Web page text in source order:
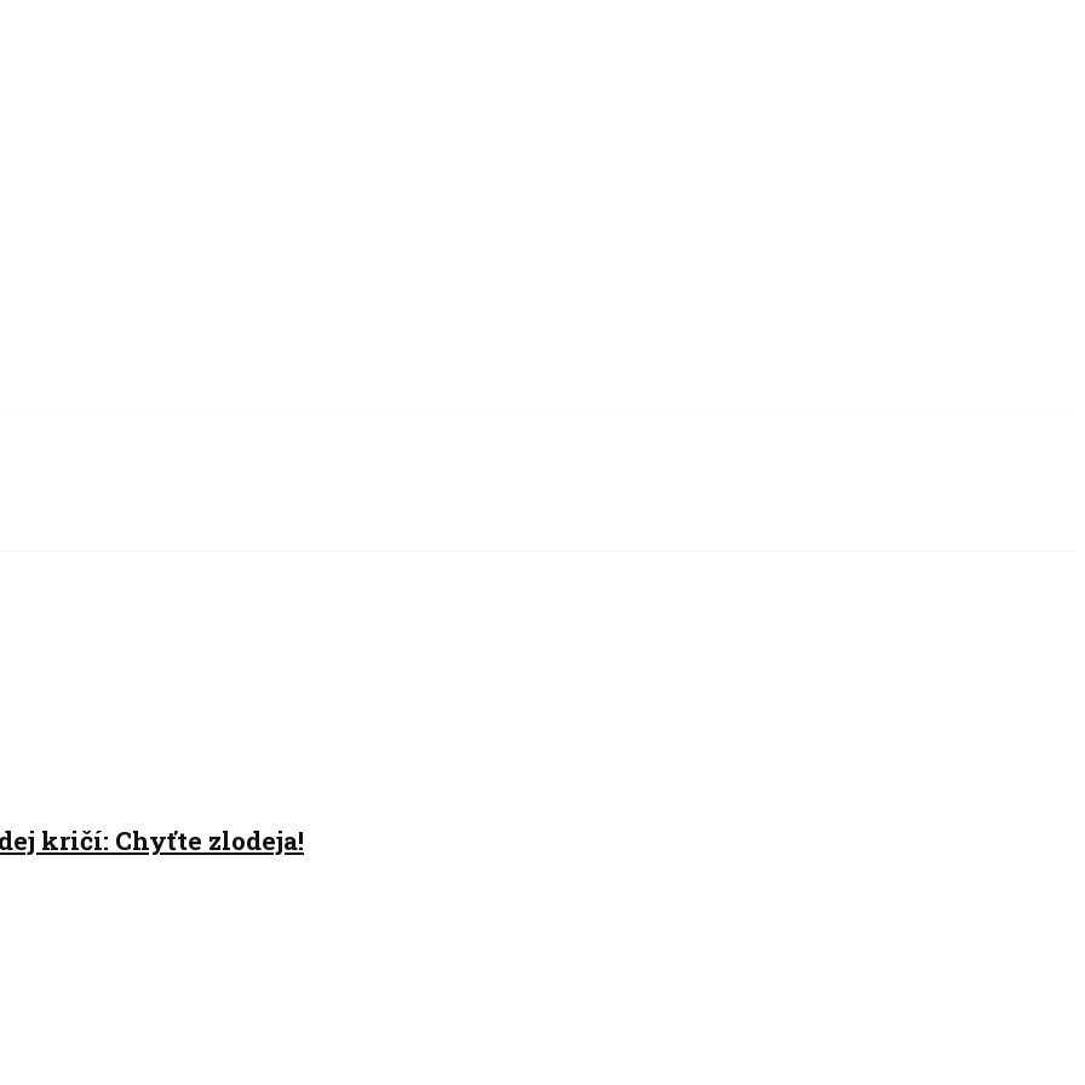
kričí: Chyťte zlodeja!